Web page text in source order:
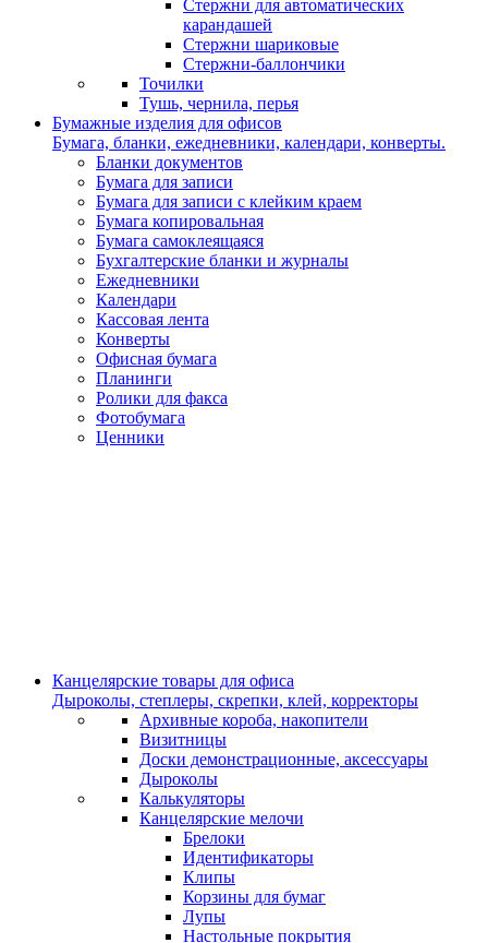
Стержни для автоматических
карандашей
Стержни шариковые
Стержни-баллончики
Точилки
Тушь, чернила, перья
Бумажные изделия для офисов
Бумага, бланки, ежедневники, календари, конверты.
Бланки документов
Бумага для записи
Бумага для записи с клейким краем
Бумага копировальная
Бумага самоклеящаяся
Бухгалтерские бланки и журналы
Ежедневники
Календари
Кассовая лента
Конверты
Офисная бумага
Планинги
Ролики для факса
Фотобумага
Ценники
Канцелярские товары для офиса
Дыроколы, степлеры, скрепки, клей, корректоры
Архивные короба, накопители
Визитницы
Доски демонстрационные, аксессуары
Дыроколы
Калькуляторы
Канцелярские мелочи
Брелоки
Идентификаторы
Клипы
Корзины для бумаг
Лупы
Настольные покрытия